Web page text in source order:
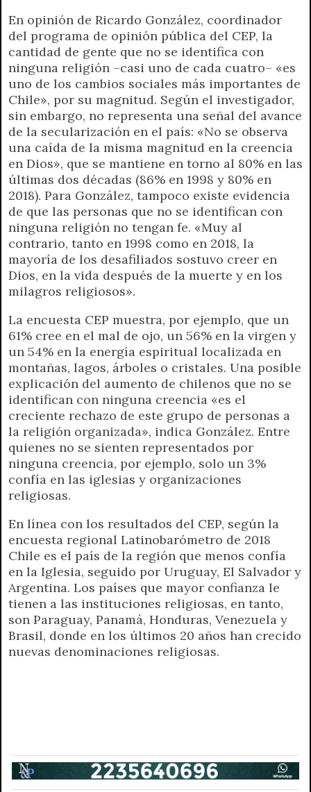
En opinión de Ricardo González, coordinador
del programa de opinión pública del CEP, la
cantidad de gente que no se identifica con
ninguna religión –casi uno de cada cuatro– «es
uno de los cambios sociales más importantes de
Chile», por su magnitud. Según el investigador,
sin embargo, no representa una señal del avance
de la secularización en el país: «No se observa
una caída de la misma magnitud en la creencia
en Dios», que se mantiene en torno al 80% en las
últimas dos décadas (86% en 1998 y 80% en
2018). Para González, tampoco existe evidencia
de que las personas que no se identifican con
ninguna religión no tengan fe. «Muy al
contrario, tanto en 1998 como en 2018, la
mayoría de los desafiliados sostuvo creer en
Dios, en la vida después de la muerte y en los
milagros religiosos».
La encuesta CEP muestra, por ejemplo, que un
61% cree en el mal de ojo, un 56% en la virgen y
un 54% en la energía espiritual localizada en
montañas, lagos, árboles o cristales. Una posible
explicación del aumento de chilenos que no se
identifican con ninguna creencia «es el
creciente rechazo de este grupo de personas a
la religión organizada», indica González. Entre
quienes no se sienten representados por
ninguna creencia, por ejemplo, solo un 3%
confía en las iglesias y organizaciones
religiosas.
En línea con los resultados del CEP, según la
encuesta regional Latinobarómetro de 2018
Chile es el país de la región que menos confía
en la Iglesia, seguido por Uruguay, El Salvador y
Argentina. Los países que mayor confianza le
tienen a las instituciones religiosas, en tanto,
son Paraguay, Panamá, Honduras, Venezuela y
Brasil, donde en los últimos 20 años han crecido
nuevas denominaciones religiosas.